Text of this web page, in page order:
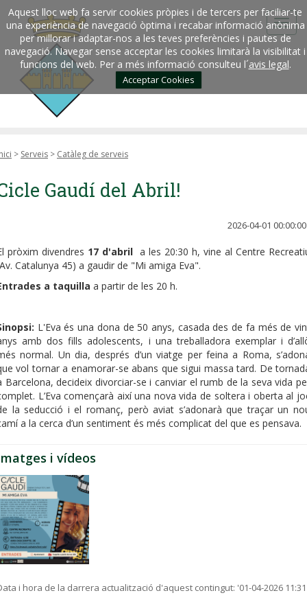
Aquest lloc web fa servir cookies pròpies i de tercers per faciliar-te
una experiència de navegació òptima i recabar informació anònima
per millorar i adaptar-nos a les teves preferències i pautes de
navegació. Navegar sense acceptar les cookies limitarà la visibilitat i
funcions del web. Per a més informació consulteu l´avis legal.
Acceptar Cookies
> Serveis > Catàleg de serveis
Gaudí del Abril!
2026-04-01 00:00:00
pròxim divendres 17 d'abril a les 20:30 h, vine al Centre
Catalunya 45) a gaudir de "Mi amiga Eva".
a taquilla a partir de les 20 h.
L'Eva és una dona de 50 anys, casada des de fa més de
amb dos fills adolescents, i una treballadora exemplar i
normal. Un dia, després d’un viatge per feina a Roma,
vol tornar a enamorar-se abans que sigui massa tard. De
Barcelona, decideix divorciar-se i canviar el rumb de la seva vida
L’Eva començarà així una nova vida de soltera i oberta al
la seducció i el romanç, però aviat s’adonarà que traçar un
a la cerca d’un sentiment és més complicat del que es pensava.
i vídeos
i hora de la darrera actualització d'aquest contingut: '01-04-2026 11:31